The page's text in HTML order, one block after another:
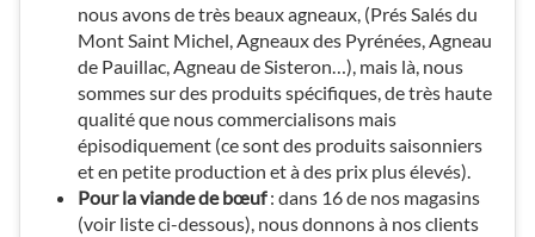
nous avons de très beaux agneaux, (Prés Salés du
Mont Saint Michel, Agneaux des Pyrénées, Agneau
de Pauillac, Agneau de Sisteron…), mais là, nous
sommes sur des produits spécifiques, de très haute
qualité que nous commercialisons mais
épisodiquement (ce sont des produits saisonniers
et en petite production et à des prix plus élevés).
Pour la viande de bœuf: dans 16 de nos magasins
(voir liste ci-dessous), nous donnons à nos clients